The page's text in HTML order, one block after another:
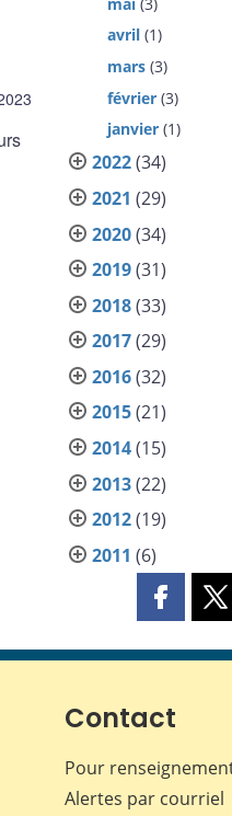
avril (1)
mars (3)
février (3)
janvier (1)
2022(34)
2021 (29)
2020(34)
2019(31)
2018(33)
2017(29)
2016(32)
2015(21)
2014(15)
2013(22)
2012(19)
2011 (6)
Partager
page
Facebook
Contact
Pour
Alertes par courriel